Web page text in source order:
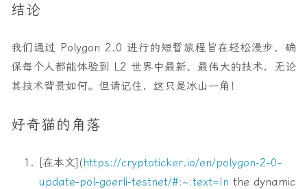
结论
我们通过 Polygon 2.0 进行的短暂旅程旨在轻松漫步，确
保每个人都能体验到 L2 世界中最新、最伟大的技术，无论
其技术背景如何。但请记住，这只是冰山一角！
好奇猫的角落
[在本文](https://cryptoticker.io/en/polygon-2-0-
update-pol-goerli-testnet/#:~:text=In the dynamic